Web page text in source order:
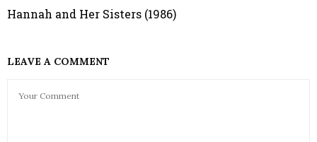
Hannah and Her Sisters (1986)
LEAVE A COMMENT